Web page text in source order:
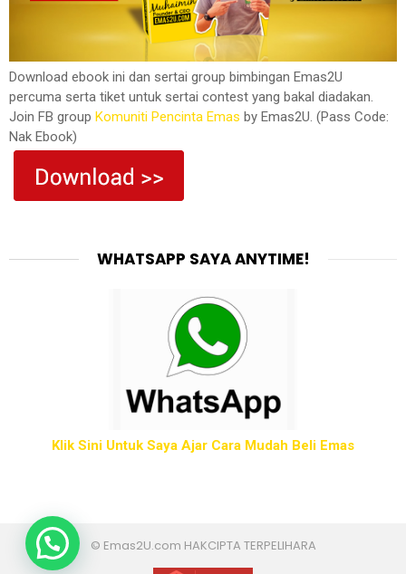
Download ebook ini dan sertai group bimbingan Emas2U
percuma serta tiket untuk sertai contest yang bakal diadakan.
Join FB group Komuniti Pencinta Emas by Emas2U. (Pass Code:
Nak Ebook)
WHATSAPP SAYA ANYTIME!
Klik Sini Untuk Saya Ajar Cara Mudah Beli Emas
© Emas2U.com HAKCIPTA TERPELIHARA
Simpan emas?